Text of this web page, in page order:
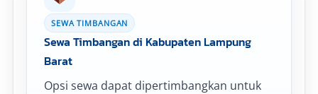
SEWA TIMBANGAN
Sewa Timbangan di Kabupaten Lampung
Barat
Opsi sewa dapat dipertimbangkan untuk